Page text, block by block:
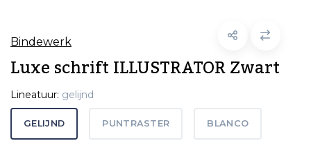
Bindewerk
Luxe schrift ILLUSTRATOR Zwart
Lineatuur: gelijnd
GELIJND PUNTRASTER BLANCO